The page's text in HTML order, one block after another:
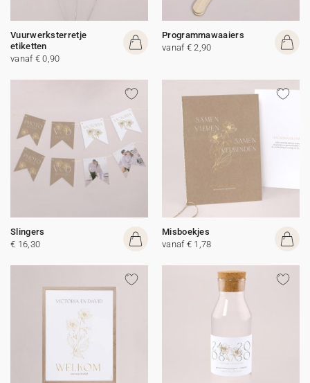
Vuurwerksterretje
etiketten
vanaf € 0,90
Programmawaaiers
vanaf € 2,90
Slingers
€ 16,30
Misboekjes
vanaf € 1,78